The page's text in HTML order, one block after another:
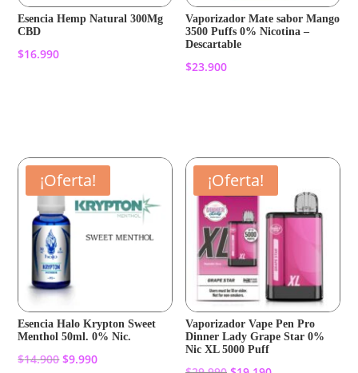
Esencia Hemp Natural 300Mg
CBD
$16.990
Vaporizador Mate sabor Mango
3500 Puffs 0% Nicotina –
Descartable
$23.900
¡Oferta!
Esencia Halo Krypton Sweet
Menthol 50ml. 0% Nic.
$14.900El
$9.990El
¡Oferta!
Vaporizador Vape Pen Pro
Dinner Lady Grape Star 0%
Nic XL 5000 Puff